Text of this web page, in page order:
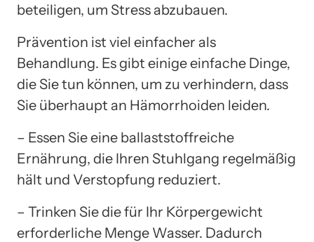
beteiligen, um Stress abzubauen.
Prävention ist viel einfacher als
Behandlung. Es gibt einige einfache Dinge,
die Sie tun können, um zu verhindern, dass
Sie überhaupt an Hämorrhoiden leiden.
– Essen Sie eine ballaststoffreiche
Ernährung, die Ihren Stuhlgang regelmäßig
hält und Verstopfung reduziert.
– Trinken Sie die für Ihr Körpergewicht
erforderliche Menge Wasser. Dadurch